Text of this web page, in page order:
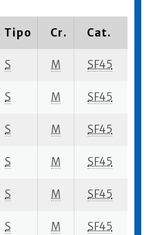
Tipo Cr. Cat.
S M SF45
S M SF45
S M SF45
S M SF45
S M SF45
S M SF45